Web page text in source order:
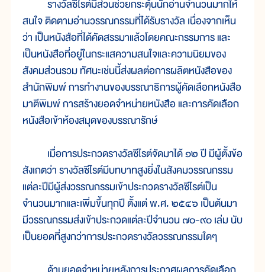
รางวัลซีไรต์มีส่วนช่วยกระตุ้นนักอ่านจำนวนมากให้
สนใจ ติดตามอ่านวรรณกรรมที่ได้รับรางวัล เนื่องจากเห็น
ว่า เป็นหนังสือที่ได้คัดสรรมาแล้วโดยคณะกรรมการ และ
เป็นหนังสือที่อยู่ในกระแสความสนใจและความนิยมของ
สังคมส่วนรวม ทัศนะเช่นนี้ส่งผลต่อการผลิตหนังสือของ
สำนักพิมพ์ การทำงานของบรรณาธิการผู้คัดเลือกหนังสือ
มาตีพิมพ์ การสร้างยอดจำหน่ายหนังสือ และการคัดเลือก
หนังสือเข้าห้องสมุดของบรรณารักษ์
เมื่อการประกวดรางวัลซีไรต์จัดมาได้ ๑๒ ปี มีผู้ตั้งข้อ
สังเกตว่า รางวัลซีไรต์มีบทบาทสูงยิ่งในสังคมวรรณกรรม
แต่ละปีมีผู้ส่งวรรณกรรมเข้าประกวดรางวัลซีไรต์เป็น
จำนวนมากและเพิ่มขึ้นทุกปี ตั้งแต่ พ.ศ. ๒๕๔๖ เป็นต้นมา
มีวรรณกรรมส่งเข้าประกวดแต่ละปีจำนวน ๗๐-๙๐ เล่ม นับ
เป็นยอดที่สูงกว่าการประกวดรางวัลวรรณกรรมใดๆ